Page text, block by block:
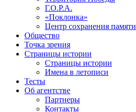
Г.О.Р.А.
«Поклонка»
Центр сохранения памяти
Общество
Точка зрения
Страницы истории
Страницы истории
Имена в летописи
Тесты
Об агентстве
Партнеры
Контакты